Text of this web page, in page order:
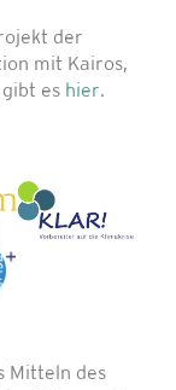
der
mit Kairos,
es hier.
Mitteln des